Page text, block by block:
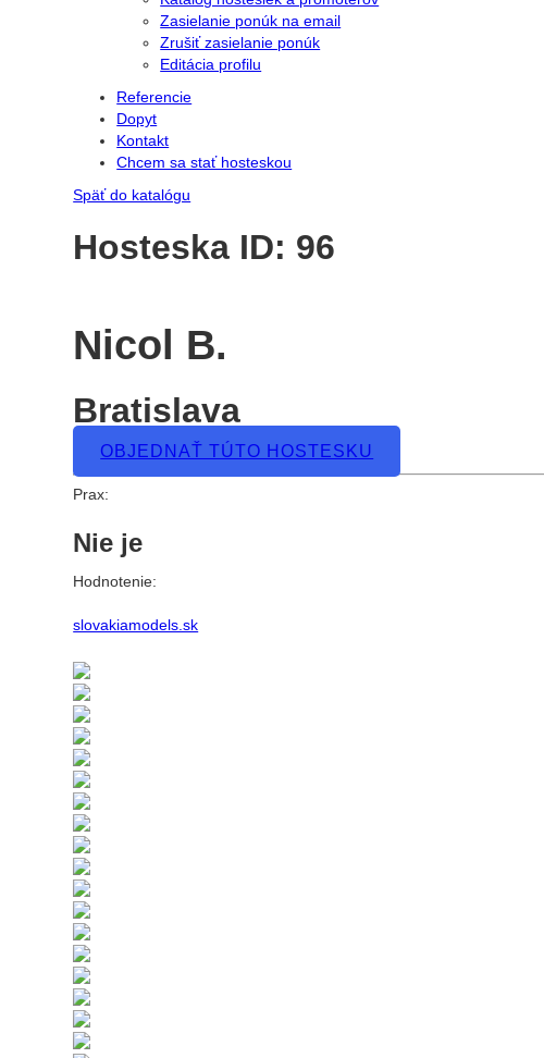
Zasielanie ponúk na email
Zrušiť zasielanie ponúk
Editácia profilu
Referencie
Dopyt
Kontakt
Chcem sa stať hosteskou
Späť do katalógu
Hosteska ID: 96
Nicol B.
Bratislava
OBJEDNAŤ TÚTO HOSTESKU
Prax:
Nie je
Hodnotenie:
slovakiamodels.sk